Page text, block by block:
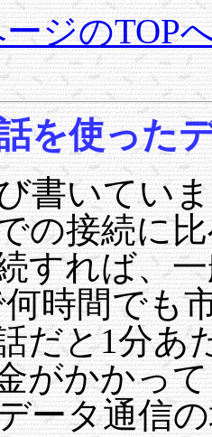
ジのTOP
を使った
書いてい
の接続に
すれば、
何時間でも
だと1分あ
がかかっ
ータ通信